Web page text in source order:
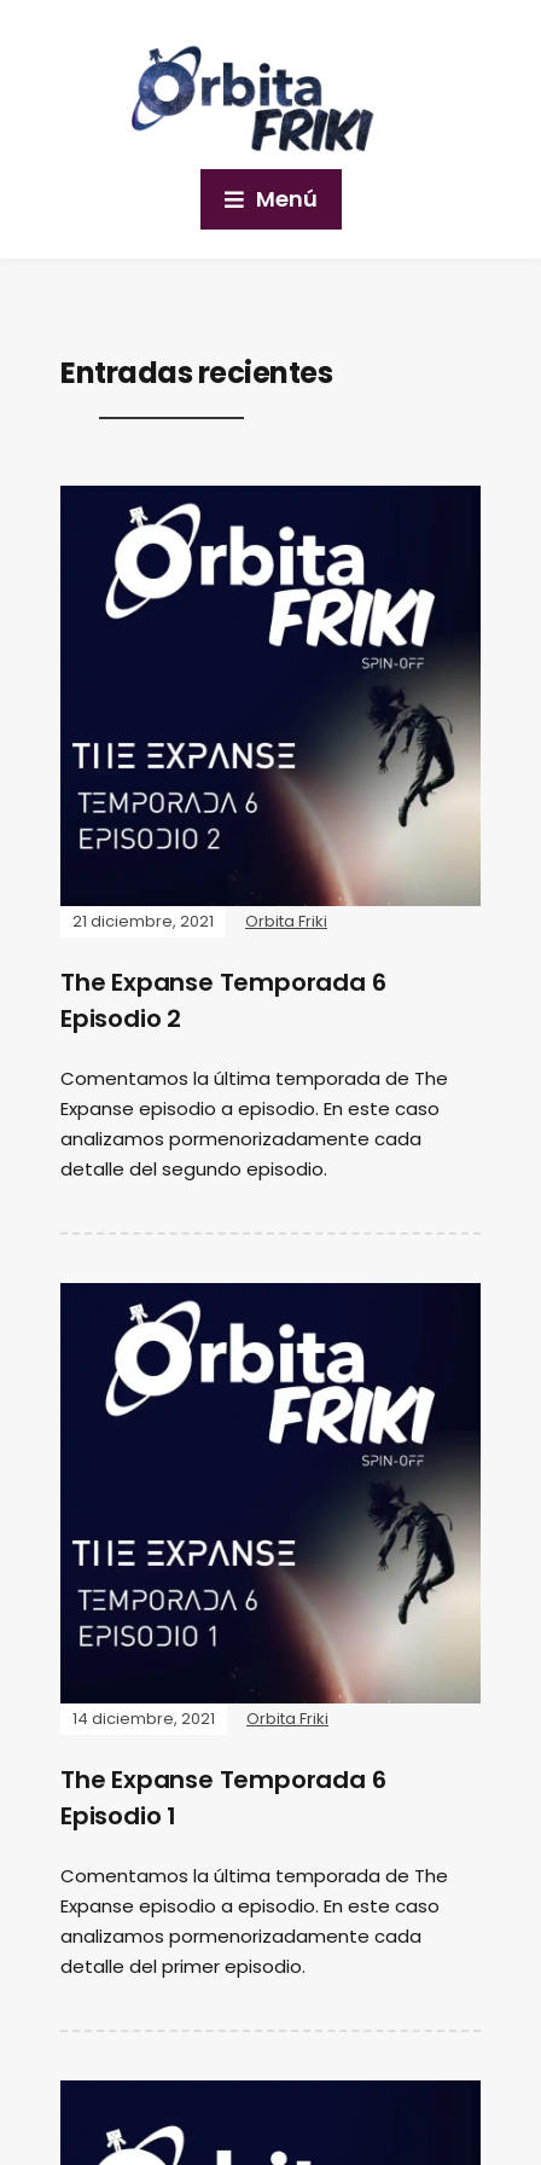
Menú
Entradas recientes
21 diciembre, 2021 Orbita Friki
The Expanse Temporada 6
Episodio 2
Comentamos la última temporada de The
Expanse episodio a episodio. En este caso
analizamos pormenorizadamente cada
detalle del segundo episodio.
14 diciembre, 2021 Orbita Friki
The Expanse Temporada 6
Episodio 1
Comentamos la última temporada de The
Expanse episodio a episodio. En este caso
analizamos pormenorizadamente cada
detalle del primer episodio.